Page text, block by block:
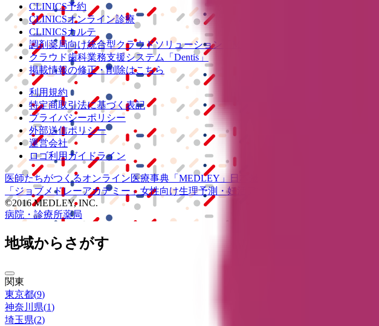
CLINICS予約
CLINICSオンライン診療
CLINICSカルテ
調剤薬局向け統合型クラウドソリューション
クラウド歯科業務支援システム
「Dentis」
掲載情報の修正・削除はこちら
利用規約
特定商取引法に基づく表記
プライバシーポリシー
外部送信ポリシー
運営会社
ロゴ利用ガイドライン
医師たちがつくるオンライン医療事典 「MEDLEY」 日本最大級の
「ジョブメドレーアカデミー」 女性向け生理予測・妊活アプリ
©2016 MEDLEY, INC.
病院・診療所薬局
地域からさがす
関東
東京都(9)
神奈川県(1)
埼玉県(2)